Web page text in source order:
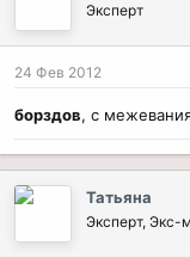
Эксперт
24 Фев 2012
борздов, с
Татьяна
Эксперт, Экс-